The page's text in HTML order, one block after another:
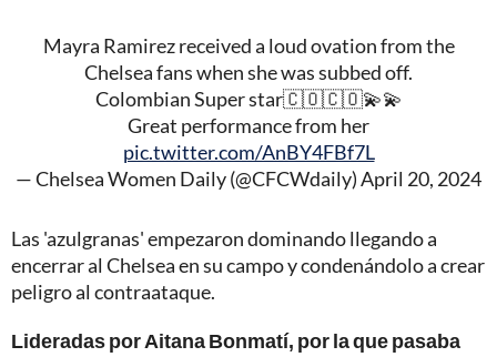
Mayra Ramirez received a loud ovation from the
Chelsea fans when she was subbed off.
Colombian Super star🇨🇴🇨🇴💫💫
Great performance from her
pic.twitter.com/AnBY4FBf7L
— Chelsea Women Daily (@CFCWdaily)April 20, 2024
Las 'azulgranas' empezaron dominando llegando a
encerrar al Chelsea en su campo y condenándolo a crear
peligro al contraataque.
Lideradas por Aitana Bonmatí, por la que pasaba